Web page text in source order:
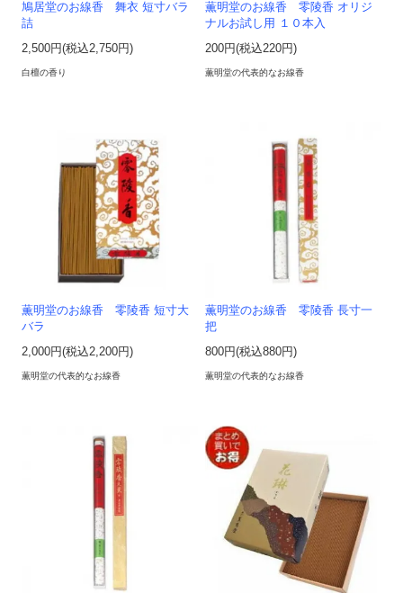
鳩居堂のお線香 舞衣 短寸バラ
詰
2,500円(税込2,750円)
白檀の香り
薫明堂のお線香 零陵香 オリジ
ナルお試し用 １０本入
200円(税込220円)
薫明堂の代表的なお線香
薫明堂のお線香 零陵香 短寸大
バラ
2,000円(税込2,200円)
薫明堂の代表的なお線香
薫明堂のお線香 零陵香 長寸一
把
800円(税込880円)
薫明堂の代表的なお線香